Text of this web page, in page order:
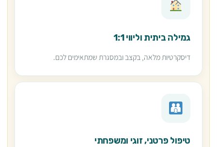
גמילה ביתית וליווי 1:1
דיסקרטיות מלאה, בקצב ובמסגרת שמתאימים לכם.
טיפול פרטני, זוגי ומשפחתי